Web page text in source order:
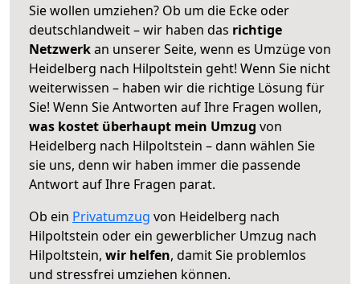
Sie wollen umziehen? Ob um die Ecke oder
deutschlandweit – wir haben das richtige
Netzwerkan unserer Seite, wenn es Umzüge von
Heidelberg nach Hilpoltstein geht! Wenn Sie nicht
weiterwissen – haben wir die richtige Lösung für
Sie! Wenn Sie Antworten auf Ihre Fragen wollen,
was kostet überhaupt mein Umzug von
Heidelberg nach Hilpoltstein – dann wählen Sie
sie uns, denn wir haben immer die passende
Antwort auf Ihre Fragen parat.
Ob ein Privatumzug von Heidelberg nach
Hilpoltstein oder ein gewerblicher Umzug nach
Hilpoltstein, wir helfen, damit Sie problemlos
und stressfrei umziehen können.